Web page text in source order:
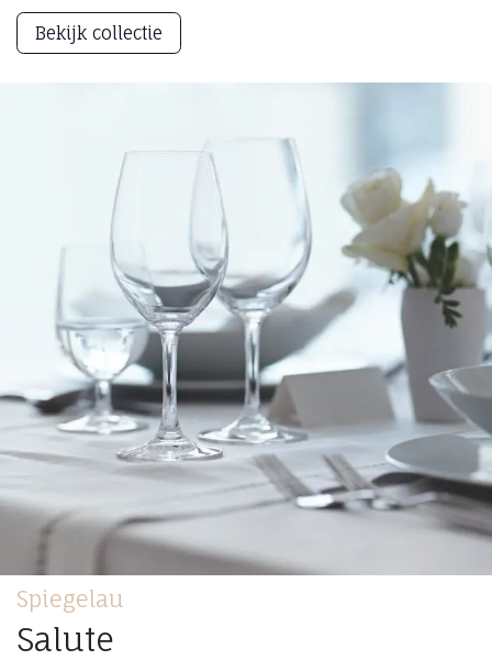
Bekijk collectie
Spiegelau
Salute